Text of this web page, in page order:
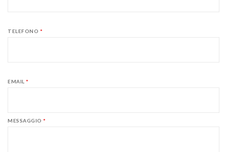
TELEFONO *
EMAIL *
MESSAGGIO *